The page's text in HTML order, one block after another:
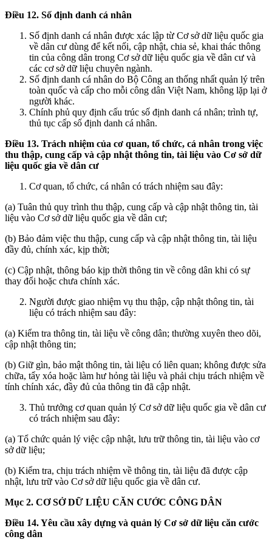
Điều 12. Số định danh cá nhân
Số định danh cá nhân được xác lập từ Cơ sở dữ liệu quốc gia
về dân cư dùng để kết nối, cập nhật, chia sẻ, khai thác thông
tin của công dân trong Cơ sở dữ liệu quốc gia về dân cư và
các cơ sở dữ liệu chuyên ngành.
Số định danh cá nhân do Bộ Công an thống nhất quản lý trên
toàn quốc và cấp cho mỗi công dân Việt Nam, không lặp lại ở
người khác.
Chính phủ quy định cấu trúc số định danh cá nhân; trình tự,
thủ tục cấp số định danh cá nhân.
Điều 13. Trách nhiệm của cơ quan, tổ chức, cá nhân trong việc
thu thập, cung cấp và cập nhật thông tin, tài liệu vào Cơ sở dữ
liệu quốc gia về dân cư
Cơ quan, tổ chức, cá nhân có trách nhiệm sau đây:
(a) Tuân thủ quy trình thu thập, cung cấp và cập nhật thông tin, tài
liệu vào Cơ sở dữ liệu quốc gia về dân cư;
(b) Bảo đảm việc thu thập, cung cấp và cập nhật thông tin, tài liệu
đầy đủ, chính xác, kịp thời;
(c) Cập nhật, thông báo kịp thời thông tin về công dân khi có sự
thay đổi hoặc chưa chính xác.
Người được giao nhiệm vụ thu thập, cập nhật thông tin, tài
liệu có trách nhiệm sau đây:
(a) Kiểm tra thông tin, tài liệu về công dân; thường xuyên theo dõi,
cập nhật thông tin;
(b) Giữ gìn, bảo mật thông tin, tài liệu có liên quan; không được sửa
chữa, tẩy xóa hoặc làm hư hỏng tài liệu và phải chịu trách nhiệm về
tính chính xác, đầy đủ của thông tin đã cập nhật.
Thủ trưởng cơ quan quản lý Cơ sở dữ liệu quốc gia về dân cư
có trách nhiệm sau đây:
(a) Tổ chức quản lý việc cập nhật, lưu trữ thông tin, tài liệu vào cơ
sở dữ liệu;
(b) Kiểm tra, chịu trách nhiệm về thông tin, tài liệu đã được cập
nhật, lưu trữ vào Cơ sở dữ liệu quốc gia về dân cư.
Mục 2. CƠ SỞ DỮ LIỆU CĂN CƯỚC CÔNG DÂN
Điều 14. Yêu cầu xây dựng và quản lý Cơ sở dữ liệu căn cước
công dân